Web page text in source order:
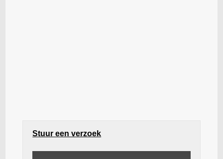
Stuur een verzoek